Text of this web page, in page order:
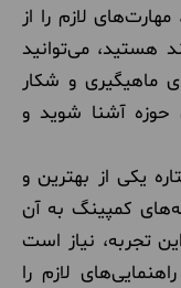
لازم را از
هستید، می‌توانید
ماهیگیری و شکار
آشنا شوید و
یکی از بهترین و
کمپینگ به آن
تجربه، نیاز است
لازم را